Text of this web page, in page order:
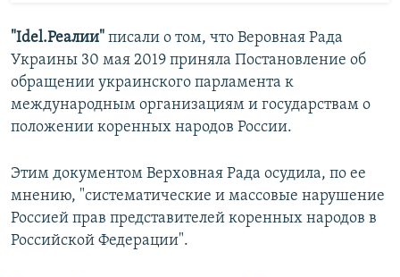
"Idel.Реалии" писали о том, что Веровная Рада
Украины 30 мая 2019 приняла Постановление об
обращении украинского парламента к
международным организациям и государствам о
положении коренных народов России.
Этим документом Верховная Рада осудила, по ее
мнению, "систематические и массовые нарушение
Россией прав представителей коренных народов в
Российской Федерации".